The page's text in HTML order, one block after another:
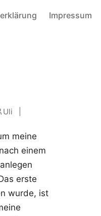
Impressum
Uli
meine
einem
erste
wurde, ist